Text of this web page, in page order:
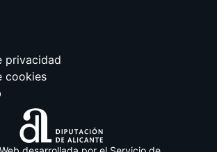
privacidad
cookies